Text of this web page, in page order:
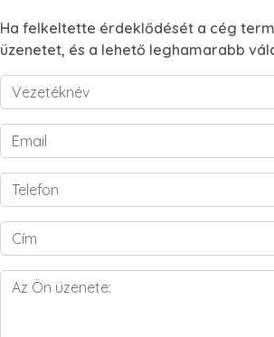
Ha felkeltette érdeklődését a cég
üzenetet, és a lehető leghamarabb